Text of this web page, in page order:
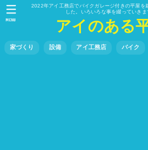
2022年アイ工務店でバイクガレージ付きの平屋を
した。いろいろな事を綴っていきま
アイのある
家づくり 設備 アイ工務店 バイク
MENU